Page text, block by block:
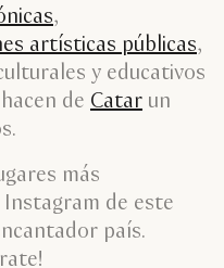
,
artísticas públicas,
y educativos
de Catar un
más
de este
país.